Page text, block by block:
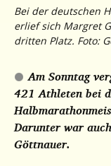
Bei der deutschen
erlief sich Margret
dritten Platz. Foto:
Am Sonntag
421 Athleten bei
Darunter war
Göttnauer.